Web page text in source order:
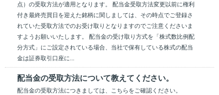
点）の受取方法が適用となります。 配当金受取方法変更以前に権利
付き最終売買日を迎えた銘柄に関しましては、その時点でご登録さ
れていた受取方法でのお受け取りとなりますのでご注意くださいま
すようお願いいたします。 配当金の受け取り方式を「株式数比例配
分方式」にご設定されている場合、当社で保有している株式の配当
金は証券取引口座に...
配当金の受取方法について教えてください。
配当金の受取方法につきましては、こちらをご確認ください。